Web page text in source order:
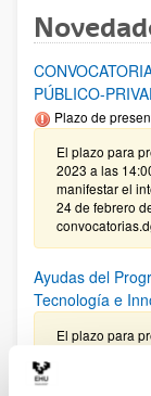
PÚBLICO-
Plazo de
El plazo para
2023 a las
manifestar el
24 de febrero
Ayudas del
Tecnología e
El plazo para